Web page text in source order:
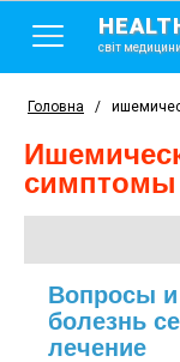
світ
Головна /
ишемическая болезнь сердца
симптомы
Вопросы
болезнь
лечение